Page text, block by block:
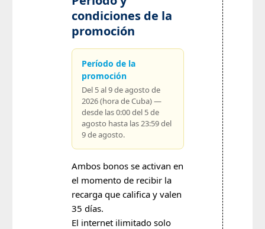
condiciones de la
promoción
Período de la
promoción
Del 5 al 9 de agosto de
2026 (hora de Cuba) —
desde las 0:00 del 5 de
agosto hasta las 23:59 del
9 de agosto.
Ambos bonos se activan en
el momento de recibir la
recarga que califica y valen
35 días.
El internet ilimitado solo